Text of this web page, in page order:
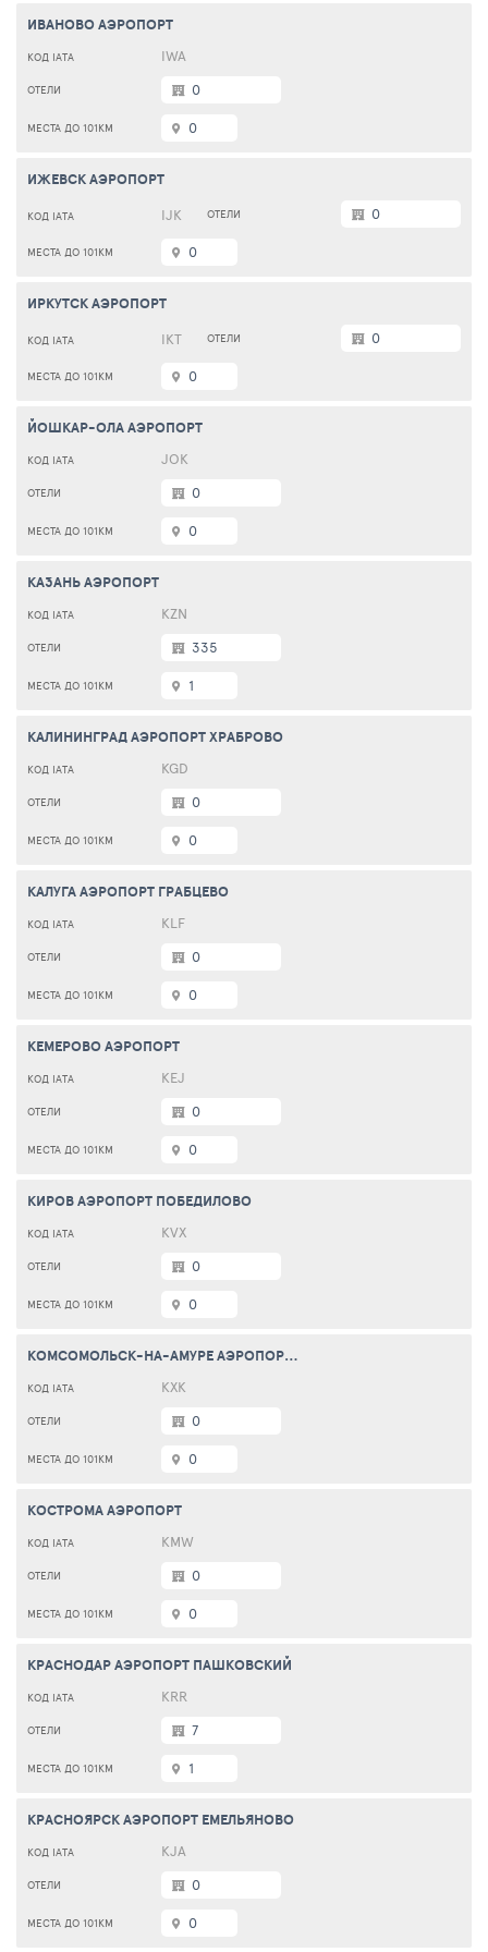
ИВАНОВО АЭРОПОРТ
IWA
0
0
ИЖЕВСК АЭРОПОРТ
IJK
0
0
ИРКУТСК АЭРОПОРТ
IKT
0
0
ЙОШКАР-ОЛА АЭРОПОРТ
JOK
0
0
КАЗАНЬ АЭРОПОРТ
KZN
335
1
КАЛИНИНГРАД АЭРОПОРТ ХРАБРОВО
KGD
0
0
КАЛУГА АЭРОПОРТ ГРАБЦЕВО
KLF
0
0
КЕМЕРОВО АЭРОПОРТ
KEJ
0
0
КИРОВ АЭРОПОРТ ПОБЕДИЛОВО
KVX
0
0
КОМСОМОЛЬСК-НА-АМУРЕ АЭРОПОРТ ХУРБА
KXK
0
0
КОСТРОМА АЭРОПОРТ
KMW
0
0
КРАСНОДАР АЭРОПОРТ ПАШКОВСКИЙ
KRR
7
1
КРАСНОЯРСК АЭРОПОРТ ЕМЕЛЬЯНОВО
KJA
0
0